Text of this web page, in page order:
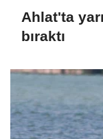
Ahlat'ta
bıraktı